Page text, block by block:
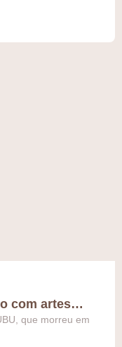
com artes…
que morreu em